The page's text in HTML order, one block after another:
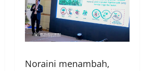
Noraini menambah,